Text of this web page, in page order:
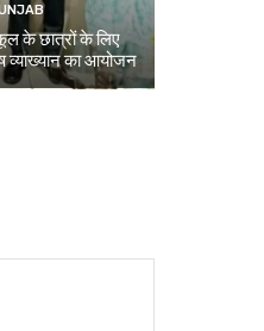
के छात्रों के लिए
व्याख्यान का आयोजन